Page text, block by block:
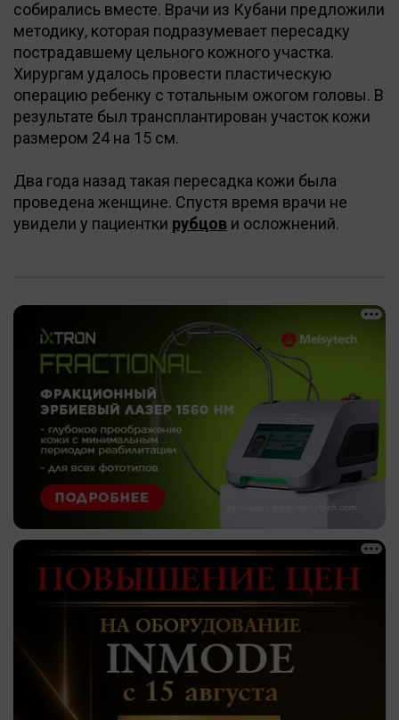
собирались вместе. Врачи из Кубани предложили
методику, которая подразумевает пересадку
пострадавшему цельного кожного участка.
Хирургам удалось провести пластическую
операцию ребенку с тотальным ожогом головы. В
результате был трансплантирован участок кожи
размером 24 на 15 см.
Два года назад такая пересадка кожи была
проведена женщине. Спустя время врачи не
увидели у пациентки рубцов и осложнений.